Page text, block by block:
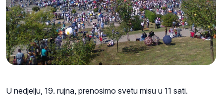
U nedjelju, 19. rujna, prenosimo svetu misu u 11 sati.